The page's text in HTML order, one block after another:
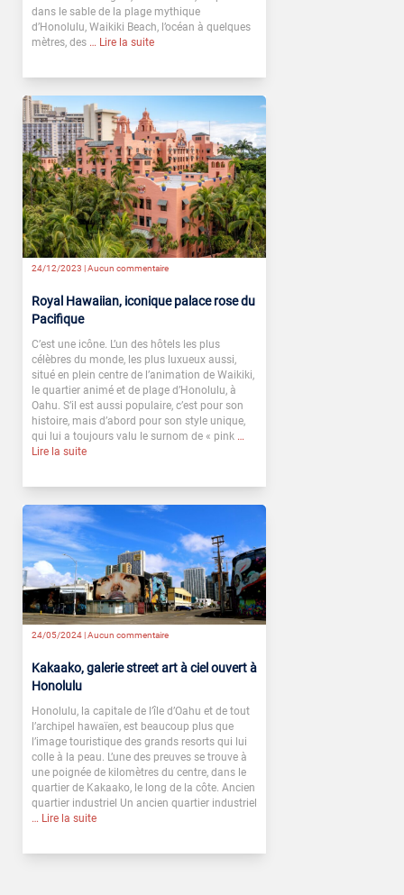
dans le sable de la plage mythique
d’Honolulu, Waikiki Beach, l’océan à quelques
mètres, des … Lire la suite
24/12/2023 |Aucun commentaire
Royal Hawaiian, iconique palace rose du
Pacifique
C’est une icône. L’un des hôtels les plus
célèbres du monde, les plus luxueux aussi,
situé en plein centre de l’animation de Waikiki,
le quartier animé et de plage d’Honolulu, à
Oahu. S’il est aussi populaire, c’est pour son
histoire, mais d’abord pour son style unique,
qui lui a toujours valu le surnom de « pink …
Lire la suite
24/05/2024 | Aucun commentaire
Kakaako, galerie street art à ciel ouvert à
Honolulu
Honolulu, la capitale de l’île d’Oahu et de tout
l’archipel hawaïen, est beaucoup plus que
l’image touristique des grands resorts qui lui
colle à la peau. L’une des preuves se trouve à
une poignée de kilomètres du centre, dans le
quartier de Kakaako, le long de la côte. Ancien
quartier industriel Un ancien quartier industriel
… Lire la suite